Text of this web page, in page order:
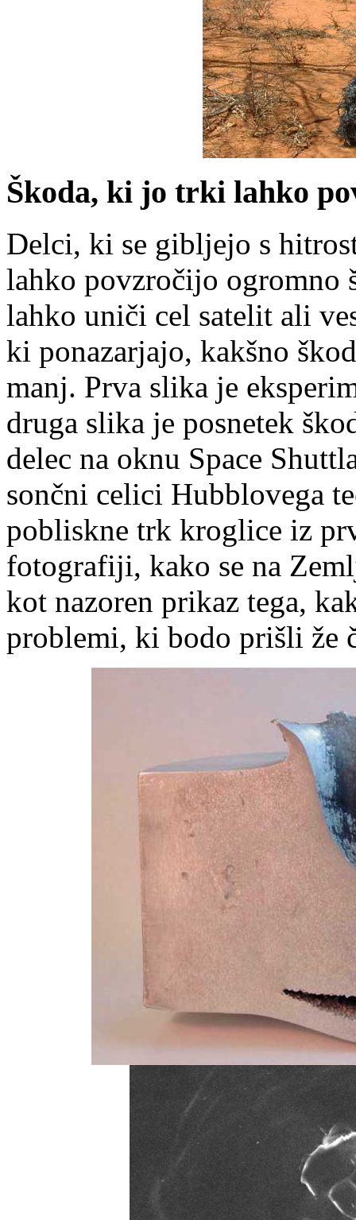
Škoda, ki jo trki lahko
Delci, ki se gibljejo s
lahko povzročijo ogromno
lahko uniči cel satelit ali
ki ponazarjajo, kakšno
manj. Prva slika je
druga slika je posnetek
delec na oknu Space
sončni celici Hubblovega
pobliskne trk kroglice iz
fotografiji, kako se na
kot nazoren prikaz tega,
problemi, ki bodo prišli že